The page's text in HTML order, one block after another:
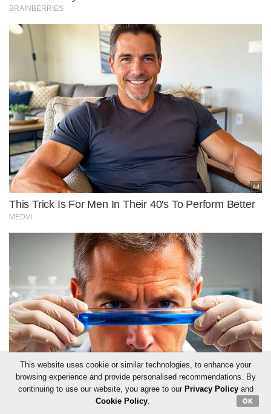
This website uses cookie or similar technologies, to enhance your
browsing experience and provide personalised recommendations. By
continuing to use our website, you agree to our Privacy Policyand
Cookie Policy. OK